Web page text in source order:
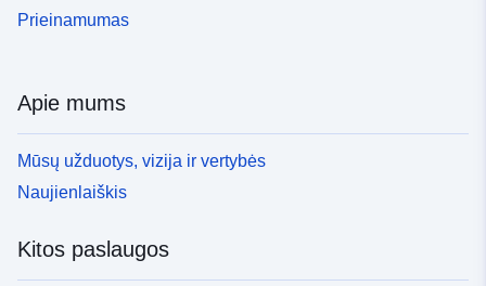
Prieinamumas
Apie mums
Mūsų užduotys, vizija ir vertybės
Naujienlaiškis
Kitos paslaugos